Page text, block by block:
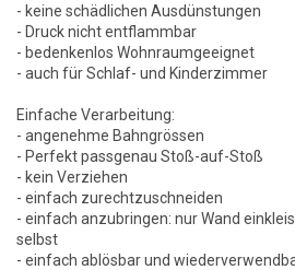
- keine schädlichen Ausdünstungen
- Druck nicht entflammbar
- bedenkenlos Wohnraumgeeignet
- auch für Schlaf- und Kinderzimmer
Einfache Verarbeitung:
- angenehme Bahngrössen
- Perfekt passgenau Stoß-auf-Stoß
- kein Verziehen
- einfach zurechtzuschneiden
- einfach anzubringen: nur Wand
selbst
- einfach ablösbar und